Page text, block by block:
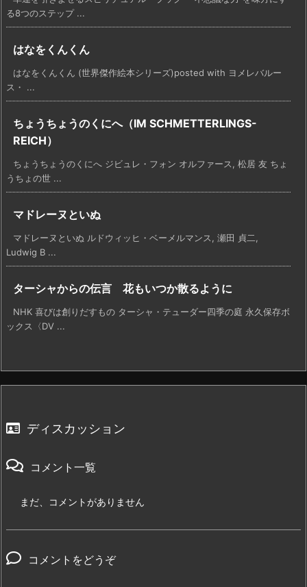
る8つのステップ ...
はなをくんくん
はなをくんくん (世界傑作絵本シリーズ)posted with ヨメレバルー
ス・ ...
ちょうちょうのくにへ（IM SCHMETTERLINGS-
REICH）
ちょうちょうのくにへ ジビュレ・フォン オルファース, 松居 友 ちょ
うちょの世 ...
マドレーヌといぬ
マドレーヌといぬ ルドウィッヒ・ベーメルマンス, 瀬田 貞二,
Ludwig B ...
ターシャからの伝言 花もいつか散るように
NHK 喜びは創りだすもの ターシャ・テューダー四季の庭 永久保存ボ
ックス〈DV ...
ディスカッション
コメント一覧
まだ、コメントがありません
コメントをどうぞ